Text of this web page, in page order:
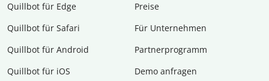
Quillbot für Edge
Quillbot für Safari
Quillbot für Android
Quillbot für iOS
Preise
Für Unternehmen
Partnerprogramm
Demo anfragen